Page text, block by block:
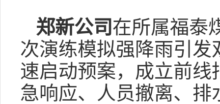
郑新公司在所属福泰
次演练模拟强降雨引
速启动预案，成立前
急响应、人员撤离、